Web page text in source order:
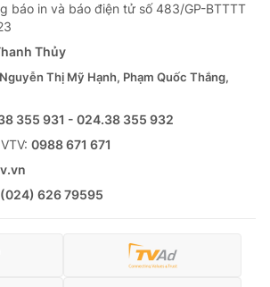
báo in và báo điện tử số 483/GP-BTTTT
Thủy
Nguyễn Thị Mỹ Hạnh, Phạm Quốc Thắng,
355 931 - 024.38 355 932
0988 671 671
(024) 626 79595